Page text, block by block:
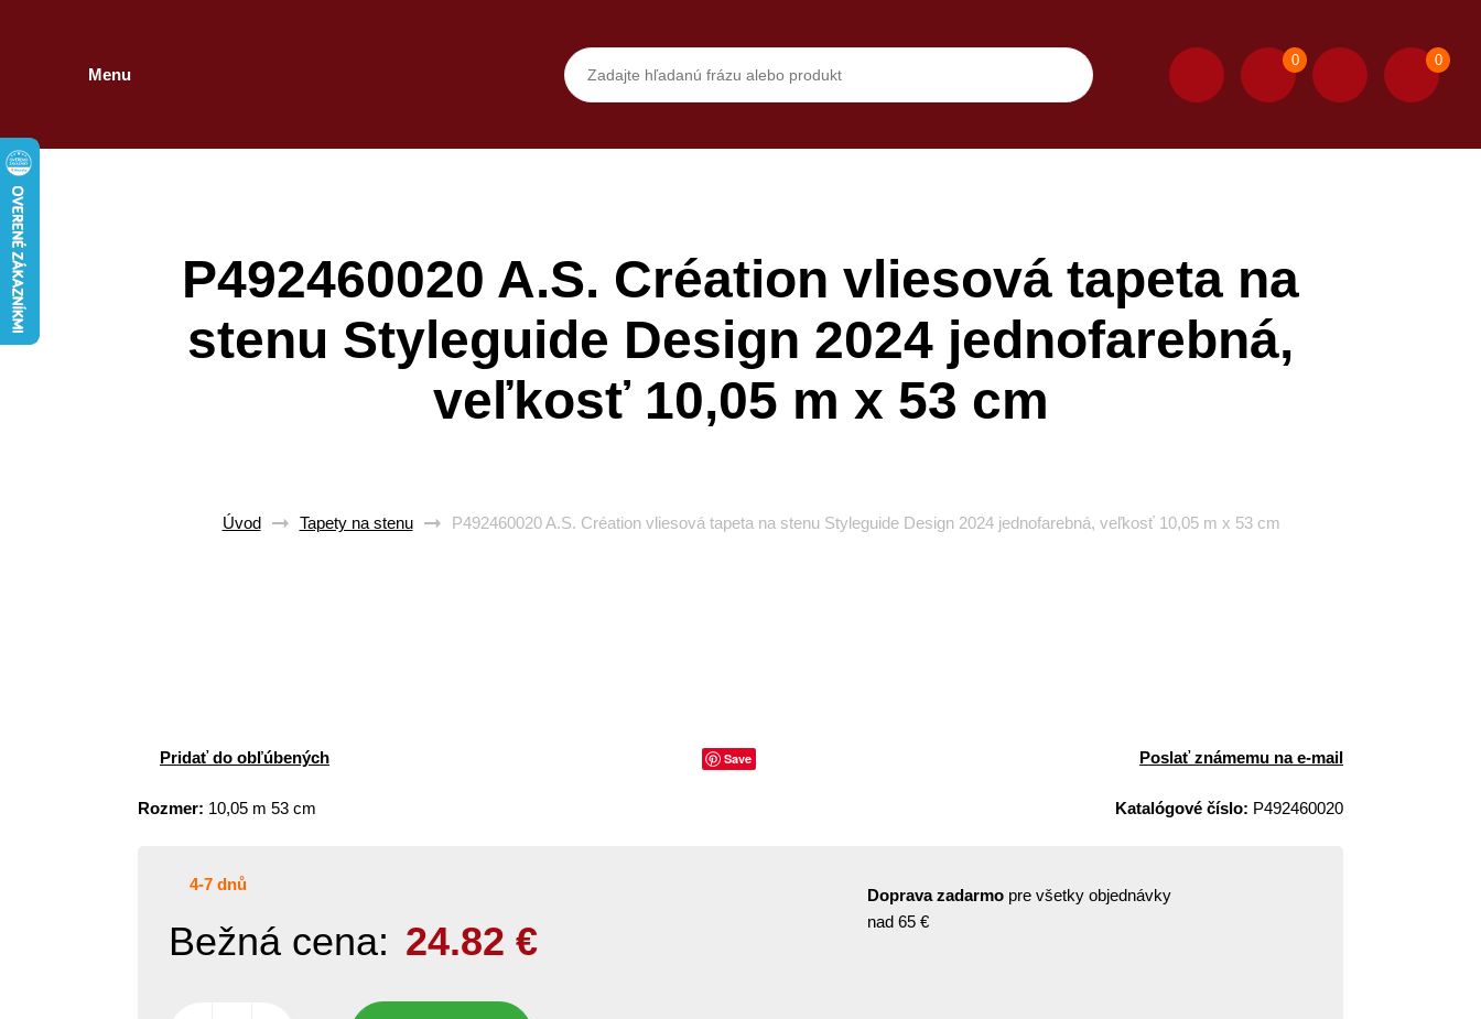
Menu
0 0
P492460020 A.S. Création vliesová tapeta na
stenu Styleguide Design 2024 jednofarebná,
veľkosť 10,05 m x 53 cm
Úvod Tapety na stenu P492460020 A.S. Création vliesová tapeta na stenu Styleguide Design 2024 jednofarebná, veľkosť 10,05 m x 53 cm
Pridať do obľúbených Save Poslať známemu na e-mail
Rozmer: 10,05 m 53 cm Katalógové číslo: P492460020
4-7 dnů
Bežná cena: 24.82 €
Doprava zadarmo pre všetky objednávky
nad 65 €